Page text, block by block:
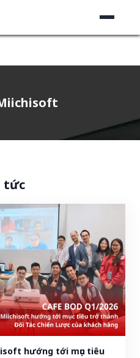
tức
hướng tới mục tiêu